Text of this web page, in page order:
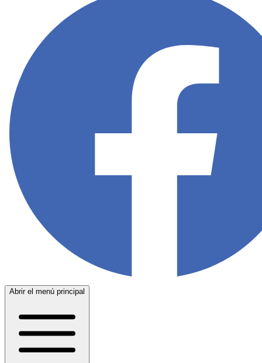
Abrir el menú principal